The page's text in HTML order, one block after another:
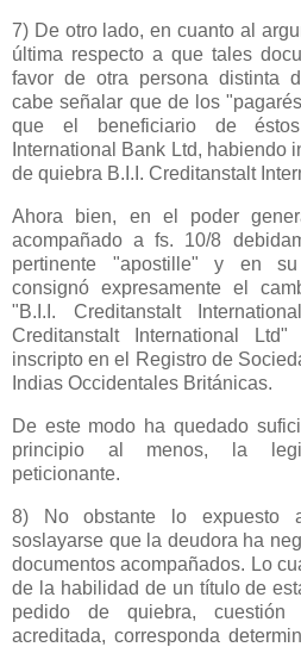
7) De otro lado, en cuanto al
última respecto a que tales
favor de otra persona distinta
cabe señalar que de los
que el beneficiario de
International Bank Ltd, habiendo
de quiebra B.I.I. Creditanstalt
Ahora bien, en el poder
acompañado a fs. 10/8
pertinente "apostille" y en
consignó expresamente el
"B.I.I. Creditanstalt
Creditanstalt International
inscripto en el Registro de
Indias Occidentales Británicas.
De este modo ha quedado
principio al menos, la
peticionante.
8) No obstante lo expuesto
soslayarse que la deudora ha
documentos acompañados. Lo
de la habilidad de un título de
pedido de quiebra,
acreditada, corresponda